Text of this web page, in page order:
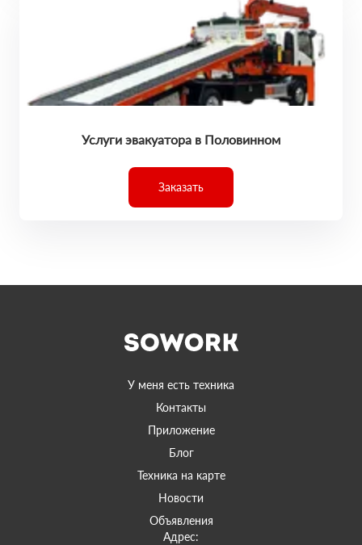
Услуги эвакуатора в Половинном
Заказать
У меня есть техника
Контакты
Приложение
Блог
Техника на карте
Новости
Объявления
Адрес: